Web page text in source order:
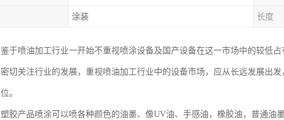
涂装 长度
鉴于喷油加工行业一开始不重视喷涂设备及国产设备在这一市场中的较低
密切关注行业的发展，重视喷油加工行业中的设备市场，应从长远发展出
位。
塑胶产品喷涂可以喷各种颜色的油墨、像UV油、手感油，橡胶油，普通油